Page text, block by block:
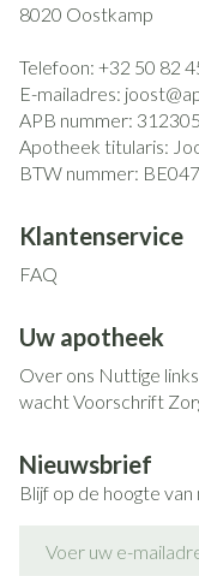
8020 Oostkamp
Telefoon: +32 50 82
E-mailadres: joost@
APB nummer: 312305
Apotheek titularis:
BTW nummer:
Klantenservice
FAQ
Uw apotheek
Over ons Nuttige links
wachtVoorschrift
Nieuwsbrief
Blijf op de hoogte